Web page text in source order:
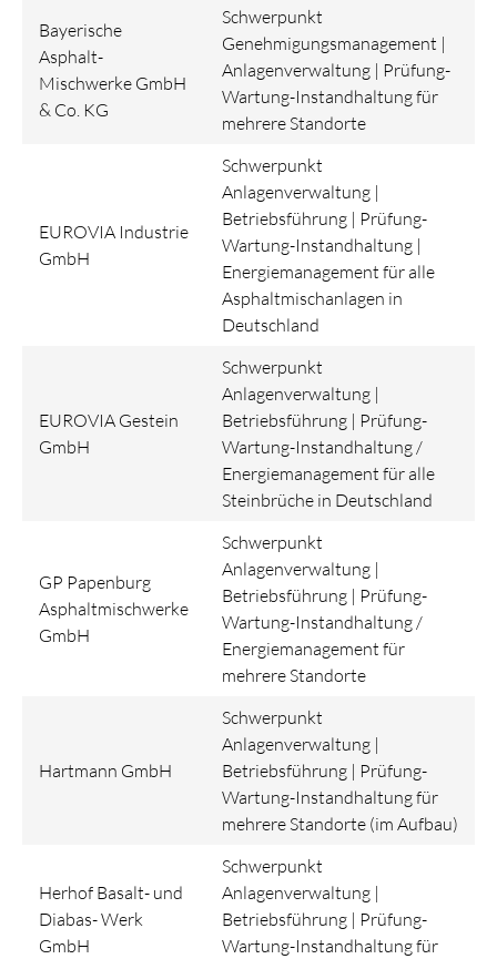
Bayerische
Asphalt-
Mischwerke GmbH
& Co. KG
Schwerpunkt
Genehmigungsmanagement |
Anlagenverwaltung | Prüfung-
Wartung-Instandhaltung für
mehrere Standorte
EUROVIA Industrie
GmbH
Schwerpunkt
Anlagenverwaltung |
Betriebsführung | Prüfung-
Wartung-Instandhaltung |
Energiemanagement für alle
Asphaltmischanlagen in
Deutschland
EUROVIA Gestein
GmbH
Schwerpunkt
Anlagenverwaltung |
Betriebsführung | Prüfung-
Wartung-Instandhaltung /
Energiemanagement für alle
Steinbrüche in Deutschland
GP Papenburg
Asphaltmischwerke
GmbH
Schwerpunkt
Anlagenverwaltung |
Betriebsführung | Prüfung-
Wartung-Instandhaltung /
Energiemanagement für
mehrere Standorte
Hartmann GmbH
Schwerpunkt
Anlagenverwaltung |
Betriebsführung | Prüfung-
Wartung-Instandhaltung für
mehrere Standorte (im Aufbau)
Herhof Basalt- und
Diabas- Werk
GmbH
Schwerpunkt
Anlagenverwaltung |
Betriebsführung | Prüfung-
Wartung-Instandhaltung für